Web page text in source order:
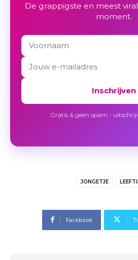
De grappigste en meest
moment.
Inschrijven
Gratis & geen spam -
JONGETJE
Facebook